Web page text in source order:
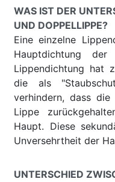
WAS IST DER
UND DOPPELLIPPE?
Eine einzelne
Hauptdichtung
Lippendichtung hat
die als
verhindern, dass
Lippe
Haupt. Diese
Unversehrtheit der
UNTERSCHIED